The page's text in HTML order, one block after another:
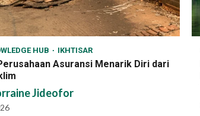
HUB IKHTISAR
Asuransi Menarik Diri dari
Jideofor